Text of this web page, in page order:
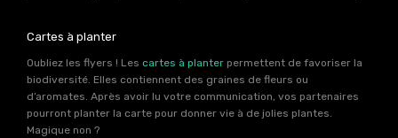
Cartes à planter
Oubliez les flyers ! Les cartes à planter permettent de favoriser la
biodiversité. Elles contiennent des graines de fleurs ou
d’aromates. Après avoir lu votre communication, vos partenaires
pourront planter la carte pour donner vie à de jolies plantes.
Magique non ?